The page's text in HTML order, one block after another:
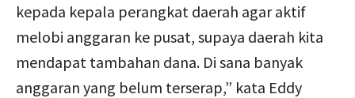
kepada kepala perangkat daerah agar aktif
melobi anggaran ke pusat, supaya daerah kita
mendapat tambahan dana. Di sana banyak
anggaran yang belum terserap,” kata Eddy